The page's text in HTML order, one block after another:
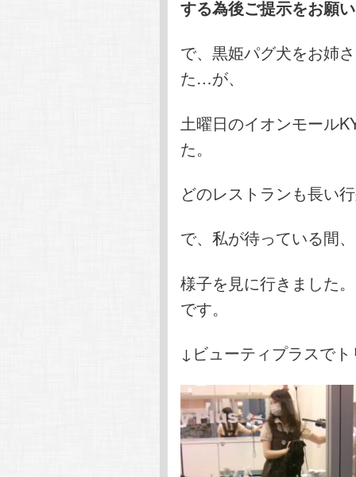
する為後ご提示をお願
で、黒姫パグ犬をお姉
た…が、
土曜日のイオンモール
た。
どのレストランも長い
で、私が待っている間
様子を見に行きました
です。
↓ビューティプラスで